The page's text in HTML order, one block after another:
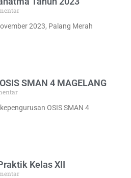
2023, Palang Merah
SMAN 4 MAGELANG
OSIS SMAN 4
Kelas XII